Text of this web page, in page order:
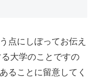
点にしぼってお伝え
大学のことですの
ることに留意してく